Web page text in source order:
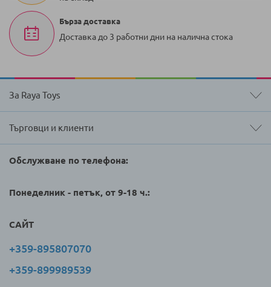
Бърза доставка
Доставка до 3 работни дни на налична стока
За Raya Toys
Търговци и клиенти
Обслужване по телефона:
Понеделник - петък, от 9-18 ч.:
САЙТ
+359-895807070
+359-899989539